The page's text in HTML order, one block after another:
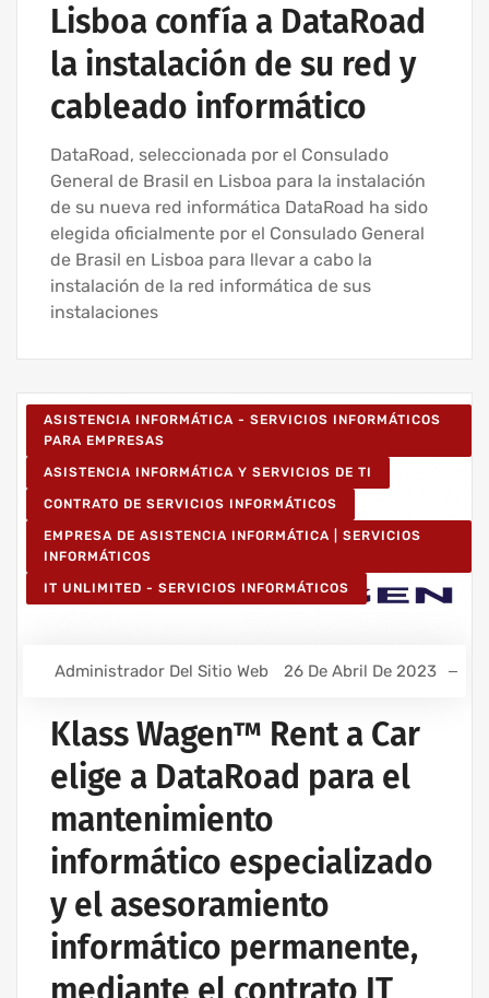
Lisboa confía a DataRoad
la instalación de su red y
cableado informático
DataRoad, seleccionada por el Consulado
General de Brasil en Lisboa para la instalación
de su nueva red informática DataRoad ha sido
elegida oficialmente por el Consulado General
de Brasil en Lisboa para llevar a cabo la
instalación de la red informática de sus
instalaciones
ASISTENCIA INFORMÁTICA - SERVICIOS INFORMÁTICOS
PARA EMPRESAS
ASISTENCIA INFORMÁTICA Y SERVICIOS DE TI
CONTRATO DE SERVICIOS INFORMÁTICOS
EMPRESA DE ASISTENCIA INFORMÁTICA | SERVICIOS
INFORMÁTICOS
IT UNLIMITED - SERVICIOS INFORMÁTICOS
Administrador Del Sitio Web 26 De Abril De 2023
Klass Wagen™ Rent a Car
elige a DataRoad para el
mantenimiento
informático especializado
y el asesoramiento
informático permanente,